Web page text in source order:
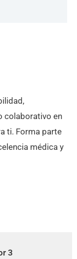
colaborativo en
ti. Forma parte
médica y
3